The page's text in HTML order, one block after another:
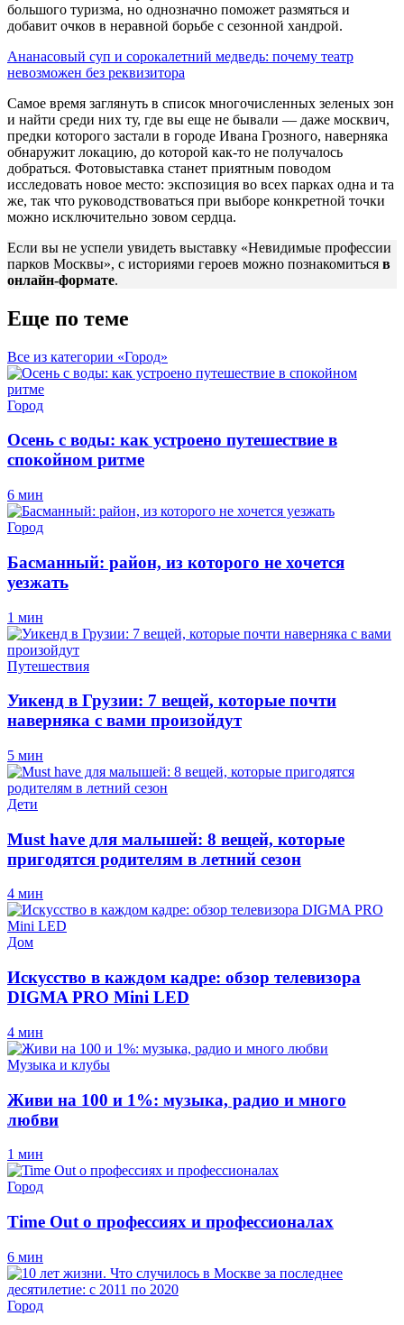
большого туризма, но однозначно поможет размяться и
добавит очков в неравной борьбе с сезонной хандрой.
Ананасовый суп и сорокалетний медведь: почему театр
невозможен без реквизитора
Самое время заглянуть в список многочисленных зеленых зон
и найти среди них ту, где вы еще не бывали — даже москвич,
предки которого застали в городе Ивана Грозного, наверняка
обнаружит локацию, до которой как-то не получалось
добраться. Фотовыставка станет приятным поводом
исследовать новое место: экспозиция во всех парках одна и та
же, так что руководствоваться при выборе конкретной точки
можно исключительно зовом сердца.
Если вы не успели увидеть выставку «Невидимые профессии
парков Москвы», с историями героев можно познакомиться в
онлайн-формате.
Еще по теме
Все из категории «Город»
Город
Осень с воды: как устроено путешествие в
спокойном ритме
6 мин
Город
Басманный: район, из которого не хочется
уезжать
1 мин
Путешествия
Уикенд в Грузии: 7 вещей, которые почти
наверняка с вами произойдут
5 мин
Дети
Must have для малышей: 8 вещей, которые
пригодятся родителям в летний сезон
4 мин
Дом
Искусство в каждом кадре: обзор телевизора
DIGMA PRO Mini LED
4 мин
Музыка и клубы
Живи на 100 и 1%: музыка, радио и много
любви
1 мин
Город
Time Out о профессиях и профессионалах
6 мин
Город